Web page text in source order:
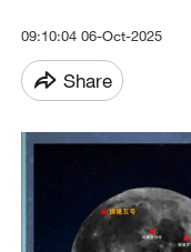
09:10:04 06-Oct-2025
Share